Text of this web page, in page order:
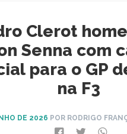
Clerot
Senna com
para o GP
na F3
DE 2026 POR RODRIGO